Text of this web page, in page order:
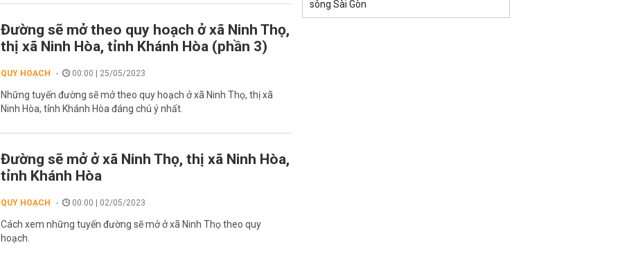
Đường sẽ mở theo quy hoạch ở xã Ninh Thọ,
thị xã Ninh Hòa, tỉnh Khánh Hòa (phần 3)
QUY HOẠCH 00:00 | 25/05/2023
Những tuyến đường sẽ mở theo quy hoạch ở xã Ninh Thọ, thị xã
Ninh Hòa, tỉnh Khánh Hòa đáng chú ý nhất.
Đường sẽ mở ở xã Ninh Thọ, thị xã Ninh Hòa,
tỉnh Khánh Hòa
QUY HOẠCH 00:00 | 02/05/2023
Cách xem những tuyến đường sẽ mở ở xã Ninh Thọ theo quy
hoạch.
sông Sài Gòn